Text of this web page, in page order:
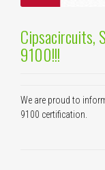
Cipsacircuits,
9100!!!
We are proud to
9100 certification.